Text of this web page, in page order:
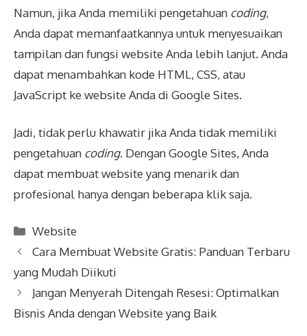
Namun, jika Anda memiliki pengetahuan coding,
Anda dapat memanfaatkannya untuk menyesuaikan
tampilan dan fungsi website Anda lebih lanjut. Anda
dapat menambahkan kode HTML, CSS, atau
JavaScript ke website Anda di Google Sites.
Jadi, tidak perlu khawatir jika Anda tidak memiliki
pengetahuan coding. Dengan Google Sites, Anda
dapat membuat website yang menarik dan
profesional hanya dengan beberapa klik saja.
Kategori
Website
Cara Membuat Website Gratis: Panduan Terbaru
yang Mudah Diikuti
Jangan Menyerah Ditengah Resesi: Optimalkan
Bisnis Anda dengan Website yang Baik